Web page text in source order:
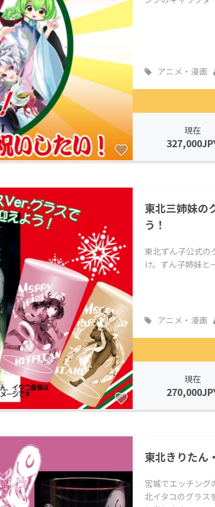
アニメ・漫画
現在
東北三姉妹の
う！
東北ずん子公式の
け。ずん子姉妹と
アニメ・漫画
現在
東北きりたん
宮城でエッチング
北イタコのグラス